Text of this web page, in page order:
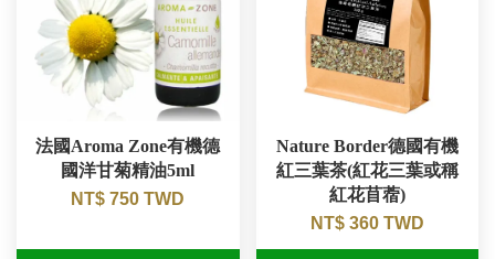
法國Aroma Zone有機德
國洋甘菊精油5ml
NT$ 750 TWD
Nature Border德國有機
紅三葉茶(紅花三葉或稱
紅花苜蓿)
NT$ 360 TWD